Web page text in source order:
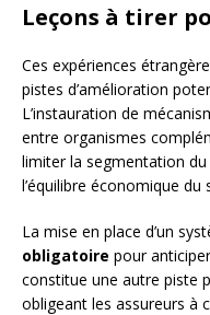
Leçons à tirer
Ces expériences
pistes d’amélioration
L’instauration de
entre organismes
limiter la segmentation
l’équilibre économique du
La mise en place d’un
obligatoire pour
constitue une autre piste
obligeant les assureurs à